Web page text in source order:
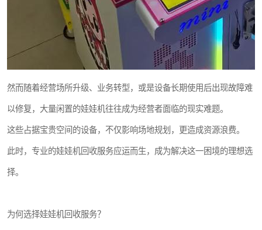
然而随着经营场所升级、业务转型，或是设备长期使用后出现故障难
以修复，大量闲置的娃娃机往往成为经营者面临的现实难题。
这些占据宝贵空间的设备，不仅影响场地规划，更造成资源浪费。
此时，专业的娃娃机回收服务应运而生，成为解决这一困境的理想选
择。
为何选择娃娃机回收服务？